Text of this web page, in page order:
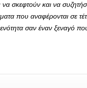
σκεφτούν και να
που αναφέρονται σε
σαν έναν ξεναγό